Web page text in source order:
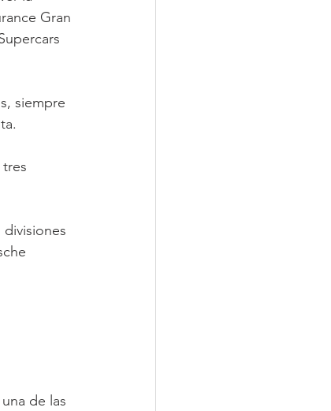
Gran
siempre
de las